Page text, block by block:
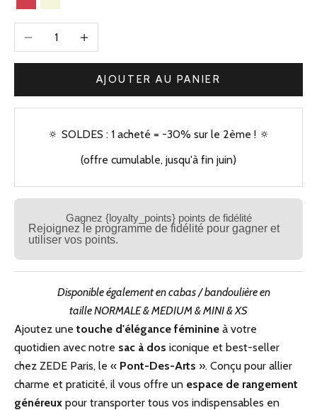
Framboise
Beige
Diminuer la quantitéAugmenter la quantité
AJOUTER AU PANIER
🔅 SOLDES : 1 acheté = -30% sur le 2ème ! 🔅
(offre cumulable, jusqu'à fin juin)
Gagnez {loyalty_points} points de fidélité
Rejoignez le programme de fidélité pour gagner et
utiliser vos points.
Disponible également en cabas / bandoulière en
tailleNORMALE&MEDIUM &MINI&XS
Ajoutez une touche d'élégance féminine à votre
quotidien avec notre sac à dos iconique et best-seller
chez ZEDE Paris, le « Pont-Des-Arts ». Conçu pour allier
charme et praticité, il vous offre un espace de rangement
généreux pour transporter tous vos indispensables en